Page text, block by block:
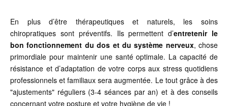
En plus d’être thérapeutiques et naturels, les soins
chiropratiques sont préventifs. Ils permettent d’entretenir le
bon fonctionnement du dos et du système nerveux, chose
primordiale pour maintenir une santé optimale. La capacité de
résistance et d’adaptation de votre corps aux stress quotidiens
professionnels et familiaux sera augmentée. Le tout grâce à des
"ajustements" réguliers (3-4 séances par an) et à des conseils
concernant votre posture et votre hygiène de vie !